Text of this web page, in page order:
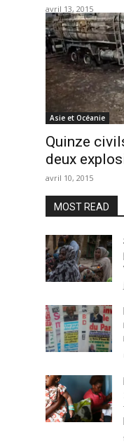
avril 13, 2015
Asie et Océanie
Quinze
deux
avril 10, 2015
MOST READ